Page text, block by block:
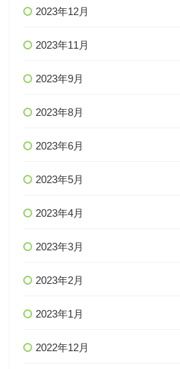
2023年12月
2023年11月
2023年9月
2023年8月
2023年6月
2023年5月
2023年4月
2023年3月
2023年2月
2023年1月
2022年12月